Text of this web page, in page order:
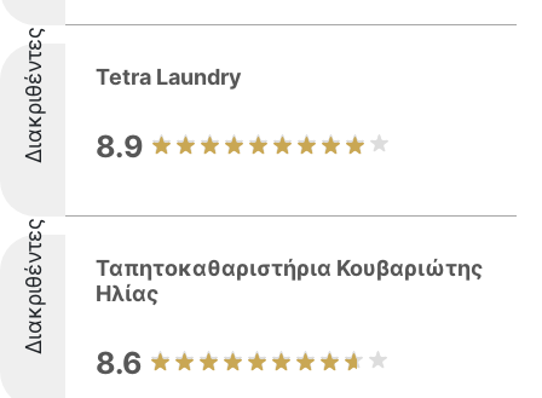
Διακριθέντες Tetra Laundry
8.9
Διακριθέντες
Ταπητοκαθαριστήρια Κουβαριώτης
Ηλίας
8.6